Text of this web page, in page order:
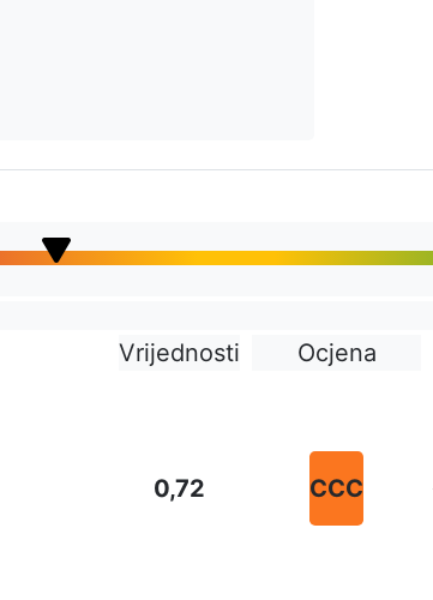
Vrijednosti Ocjena
0,72 CCC